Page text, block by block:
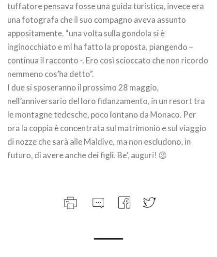
tuffatore pensava fosse una guida turistica, invece era
una fotografa che il suo compagno aveva assunto
appositamente. “una volta sulla gondola si è
inginocchiato e mi ha fatto la proposta, piangendo –
continua il racconto -. Ero così scioccato che non ricordo
nemmeno cos’ha detto”.
I due si sposeranno il prossimo 28 maggio,
nell’anniversario del loro fidanzamento, in un resort tra
le montagne tedesche, poco lontano da Monaco. Per
ora la coppia è concentrata sul matrimonio e sul viaggio
di nozze che sarà alle Maldive, ma non escludono, in
futuro, di avere anche dei figli. Be’, auguri! 😉